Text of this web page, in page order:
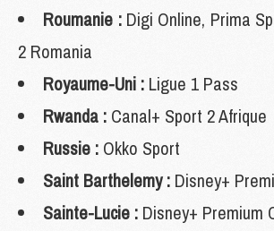
Roumanie :Digi Online, Prima
2 Romania
Royaume-Uni : Ligue 1 Pass
Rwanda : Canal+ Sport 2 Afrique
Russie : Okko Sport
Saint Barthelemy : Disney+
Sainte-Lucie : Disney+ Premium